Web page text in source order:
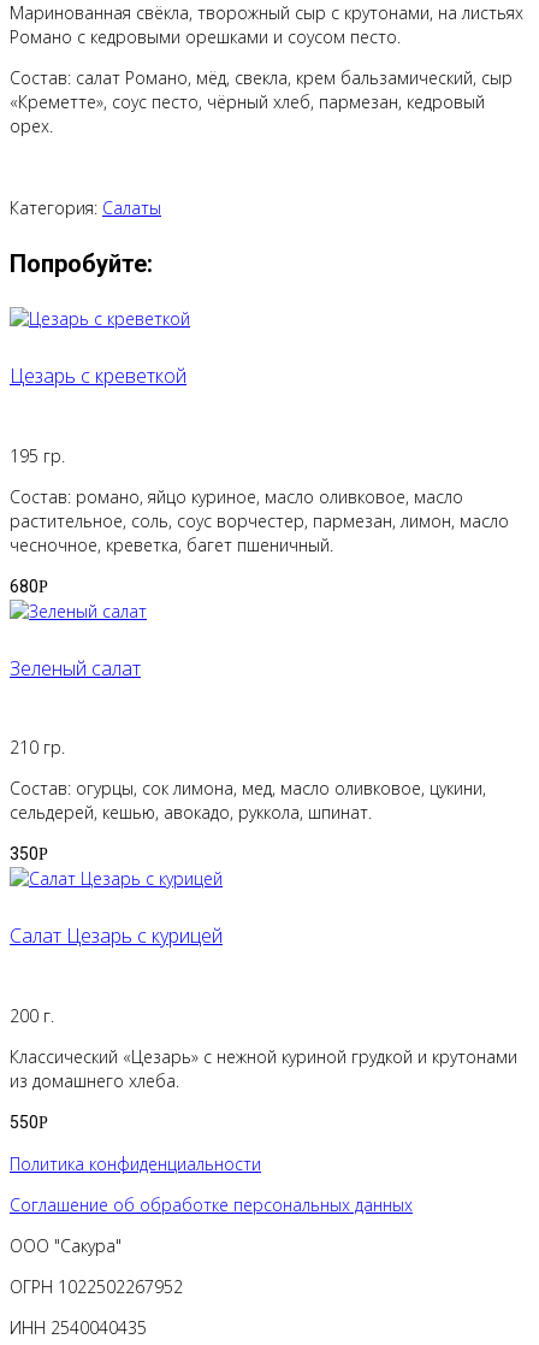
Маринованная свёкла, творожный сыр с крутонами, на листьях
Романо с кедровыми орешками и соусом песто.
Состав: салат Романо, мёд, свекла, крем бальзамический, сыр
«Креметте», соус песто, чёрный хлеб, пармезан, кедровый
орех.
Категория: Салаты
Попробуйте:
Цезарь с креветкой
195 гр.
Состав: романо, яйцо куриное, масло оливковое, масло
растительное, соль, соус ворчестер, пармезан, лимон, масло
чесночное, креветка, багет пшеничный.
680Р
Зеленый салат
210 гр.
Состав: огурцы, сок лимона, мед, масло оливковое, цукини,
сельдерей, кешью, авокадо, руккола, шпинат.
350Р
Салат Цезарь с курицей
200 г.
Классический «Цезарь» с нежной куриной грудкой и крутонами
из домашнего хлеба.
550Р
Политика конфиденциальности
Соглашение об обработке персональных данных
ООО "Сакура"
ОГРН 1022502267952
ИНН 2540040435